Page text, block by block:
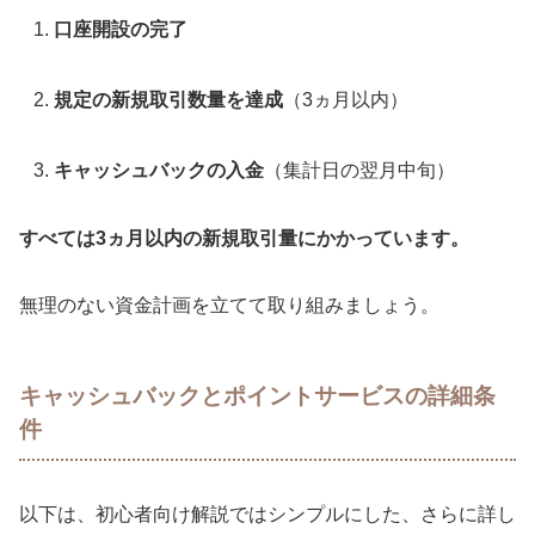
口座開設の完了
規定の新規取引数量を達成 （3ヵ月以内）
キャッシュバックの入金 （集計日の翌月中旬）
すべては3ヵ月以内の新規取引量にかかっています。
無理のない資金計画を立てて取り組みましょう。
キャッシュバックとポイントサービスの詳細条
件
以下は、初心者向け解説ではシンプルにした、さらに詳し